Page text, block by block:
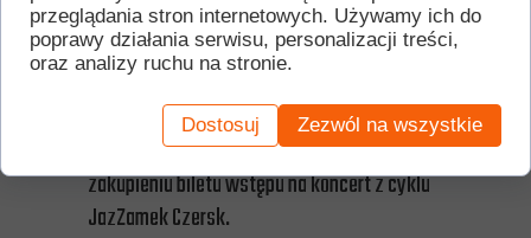
26 lipca
Drodzy Państwo, jeśli wybierzecie się do
nas w niedzielę 26 lipca, uprzejmie
informujemy, że tego dnia od godz. 16.00
wejście na zamek będzie możliwy dopiero po
zakupieniu biletu wstępu na koncert z cyklu
JazZamek Czersk.
przeglądania stron internetowych. Używamy ich do
poprawy działania serwisu, personalizacji treści,
oraz analizy ruchu na stronie.
Dostosuj Zezwól na wszystkie